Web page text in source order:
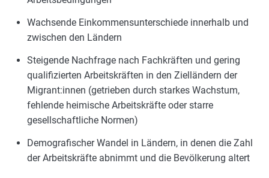
Wachsende Einkommensunterschiede innerhalb und
zwischen den Ländern
Steigende Nachfrage nach Fachkräften und gering
qualifizierten Arbeitskräften in den Zielländern der
Migrant:innen (getrieben durch starkes Wachstum,
fehlende heimische Arbeitskräfte oder starre
gesellschaftliche Normen)
Demografischer Wandel in Ländern, in denen die Zahl
der Arbeitskräfte abnimmt und die Bevölkerung altert